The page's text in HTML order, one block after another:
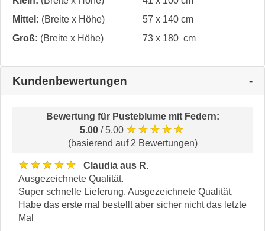
Mittel: (Breite x Höhe)
57 x 140 cm
Groß: (Breite x Höhe) 73 x 180 cm
Kundenbewertungen
Bewertung für Pusteblume mit Federn:
5.00 / 5.00 ★★★★★
(basierend auf 2 Bewertungen)
★★★★★
Claudia aus R.
Ausgezeichnete Qualität.
Super schnelle Lieferung. Ausgezeichnete Qualität.
Habe das erste mal bestellt aber sicher nicht das letzte
Mal